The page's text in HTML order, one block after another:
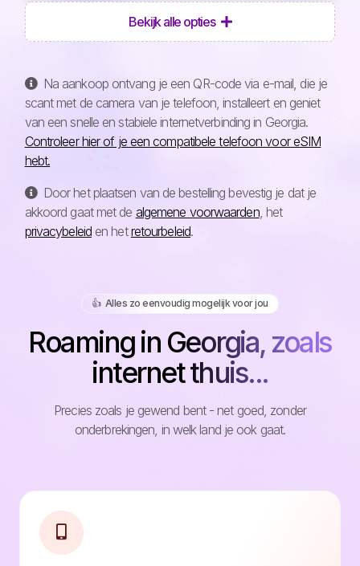
Bekijk alle opties
Na aankoop ontvang je een QR-code via e-mail, die je
scant met de camera van je telefoon, installeert en geniet
van een snelle en stabiele internetverbinding in Georgia.
Controleer hier of je een compatibele telefoon voor eSIM
hebt.
Door het plaatsen van de bestelling bevestig je dat je
akkoord gaat met de algemene voorwaarden, het
privacybeleiden hetretourbeleid.
👍️ Alles zo eenvoudig mogelijk voor jou
Roaming in Georgia, zoals
internet thuis...
Precies zoals je gewend bent - net goed, zonder
onderbrekingen, in welk land je ook gaat.